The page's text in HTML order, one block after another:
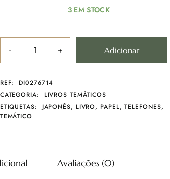
3 EM STOCK
Adicionar
REF:
DI0276714
CATEGORIA:
LIVROS TEMÁTICOS
ETIQUETAS:
JAPONÊS, LIVRO, PAPEL,TELEFONES,
TEMÁTICO
Avaliações (0)